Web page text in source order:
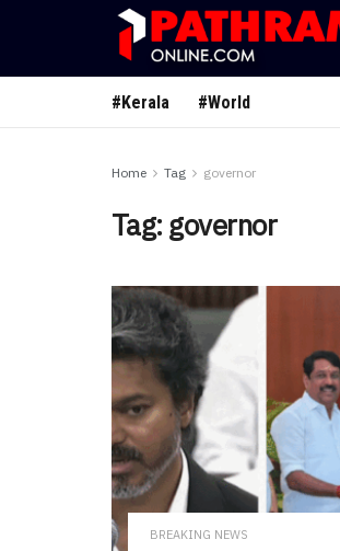
#Kerala #World
Home Tag governor
Tag: governor
BREAKING NEWS